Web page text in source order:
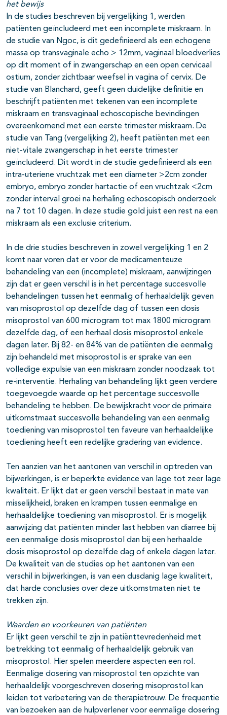
het bewijs
In de studies beschreven bij vergelijking 1, werden
patiënten geïncludeerd met een incomplete miskraam. In
de studie van Ngoc, is dit gedefinieerd als een echogene
massa op transvaginale echo > 12mm, vaginaal bloedverlies
op dit moment of in zwangerschap en een open cervicaal
ostium, zonder zichtbaar weefsel in vagina of cervix. De
studie van Blanchard, geeft geen duidelijke definitie en
beschrijft patiënten met tekenen van een incomplete
miskraam en transvaginaal echoscopische bevindingen
overeenkomend met een eerste trimester miskraam. De
studie van Tang (vergelijking 2), heeft patiënten met een
niet-vitale zwangerschap in het eerste trimester
geïncludeerd. Dit wordt in de studie gedefinieerd als een
intra-uteriene vruchtzak met een diameter >2cm zonder
embryo, embryo zonder hartactie of een vruchtzak <2cm
zonder interval groei na herhaling echoscopisch onderzoek
na 7 tot 10 dagen. In deze studie gold juist een rest na een
miskraam als een exclusie criterium.
In de drie studies beschreven in zowel vergelijking 1 en 2
komt naar voren dat er voor de medicamenteuze
behandeling van een (incomplete) miskraam, aanwijzingen
zijn dat er geen verschil is in het percentage succesvolle
behandelingen tussen het eenmalig of herhaaldelijk geven
van misoprostol op dezelfde dag of tussen een dosis
misoprostol van 600 microgram tot max 1800 microgram
dezelfde dag, of een herhaal dosis misoprostol enkele
dagen later. Bij 82- en 84% van de patiënten die eenmalig
zijn behandeld met misoprostol is er sprake van een
volledige expulsie van een miskraam zonder noodzaak tot
re-interventie. Herhaling van behandeling lijkt geen verdere
toegevoegde waarde op het percentage succesvolle
behandeling te hebben. De bewijskracht voor de primaire
uitkomstmaat succesvolle behandeling van een eenmalig
toediening van misoprostol ten faveure van herhaaldelijke
toediening heeft een redelijke gradering van evidence.
Ten aanzien van het aantonen van verschil in optreden van
bijwerkingen, is er beperkte evidence van lage tot zeer lage
kwaliteit. Er lijkt dat er geen verschil bestaat in mate van
misselijkheid, braken en krampen tussen eenmalige en
herhaaldelijke toediening van misoprostol. Er is mogelijk
aanwijzing dat patiënten minder last hebben van diarree bij
een eenmalige dosis misoprostol dan bij een herhaalde
dosis misoprostol op dezelfde dag of enkele dagen later.
De kwaliteit van de studies op het aantonen van een
verschil in bijwerkingen, is van een dusdanig lage kwaliteit,
dat harde conclusies over deze uitkomstmaten niet te
trekken zijn.
Waarden en voorkeuren van patiënten
Er lijkt geen verschil te zijn in patiënttevredenheid met
betrekking tot eenmalig of herhaaldelijk gebruik van
misoprostol. Hier spelen meerdere aspecten een rol.
Eenmalige dosering van misoprostol ten opzichte van
herhaaldelijk voorgeschreven dosering misoprostol kan
leiden tot verbetering van de therapietrouw. De frequentie
van bezoeken aan de hulpverlener voor eenmalige dosering